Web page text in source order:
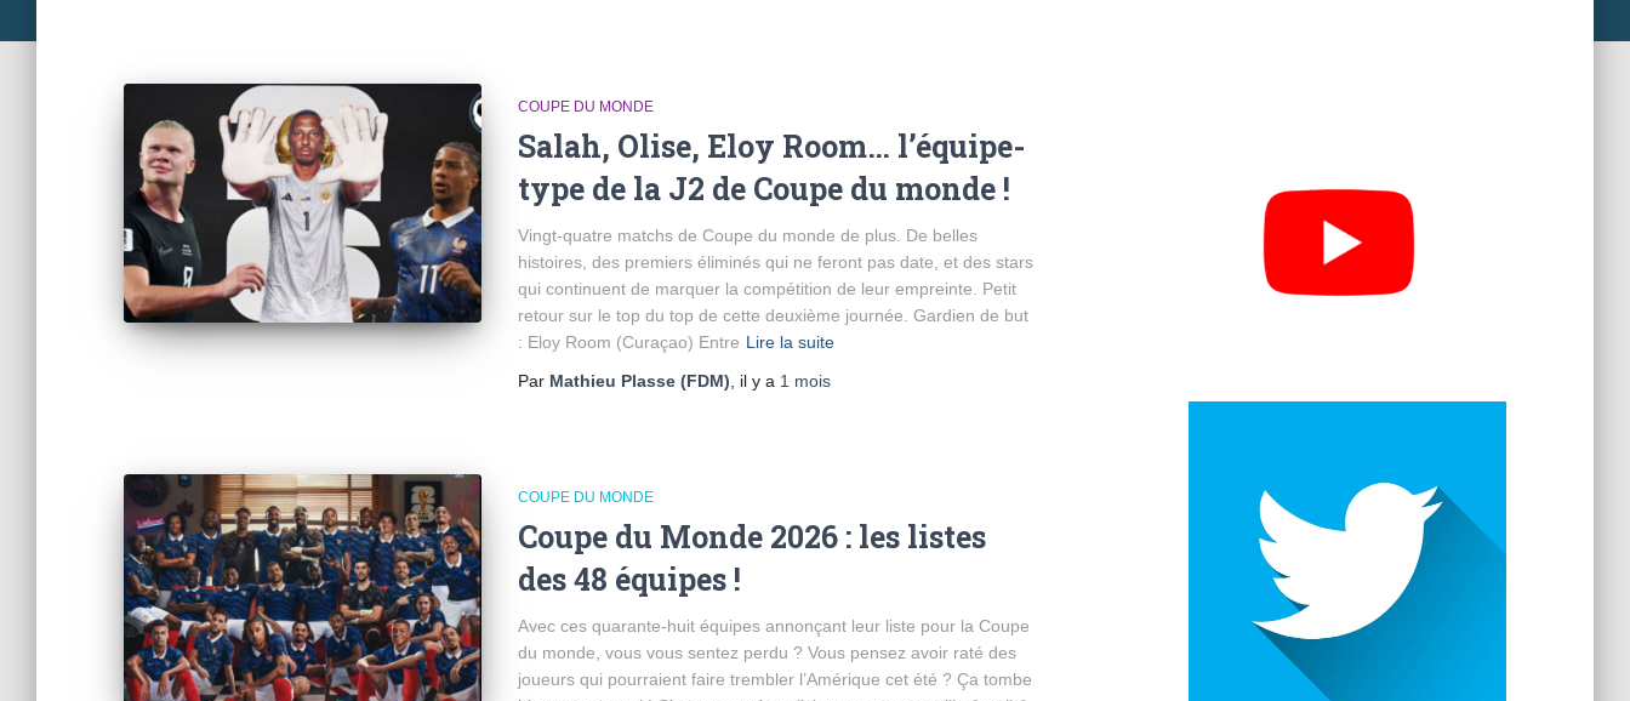
COUPE DU MONDE
Salah, Olise, Eloy Room… l’équipe-
type de la J2 de Coupe du monde !
Vingt-quatre matchs de Coupe du monde de plus. De belles
histoires, des premiers éliminés qui ne feront pas date, et des stars
qui continuent de marquer la compétition de leur empreinte. Petit
retour sur le top du top de cette deuxième journée. Gardien de but
: Eloy Room (Curaçao) Entre Lire la suite
Par Mathieu Plasse (FDM) , il y a 1 mois
COUPE DU MONDE
Coupe du Monde 2026 : les listes
des 48 équipes !
Avec ces quarante-huit équipes annonçant leur liste pour la Coupe
du monde, vous vous sentez perdu ? Vous pensez avoir raté des
joueurs qui pourraient faire trembler l’Amérique cet été ? Ça tombe